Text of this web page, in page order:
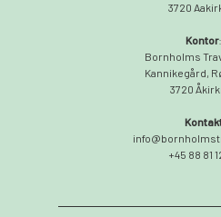
3720
Kontor:
Bornholms
Kannikegård,
3720
+45 88 81